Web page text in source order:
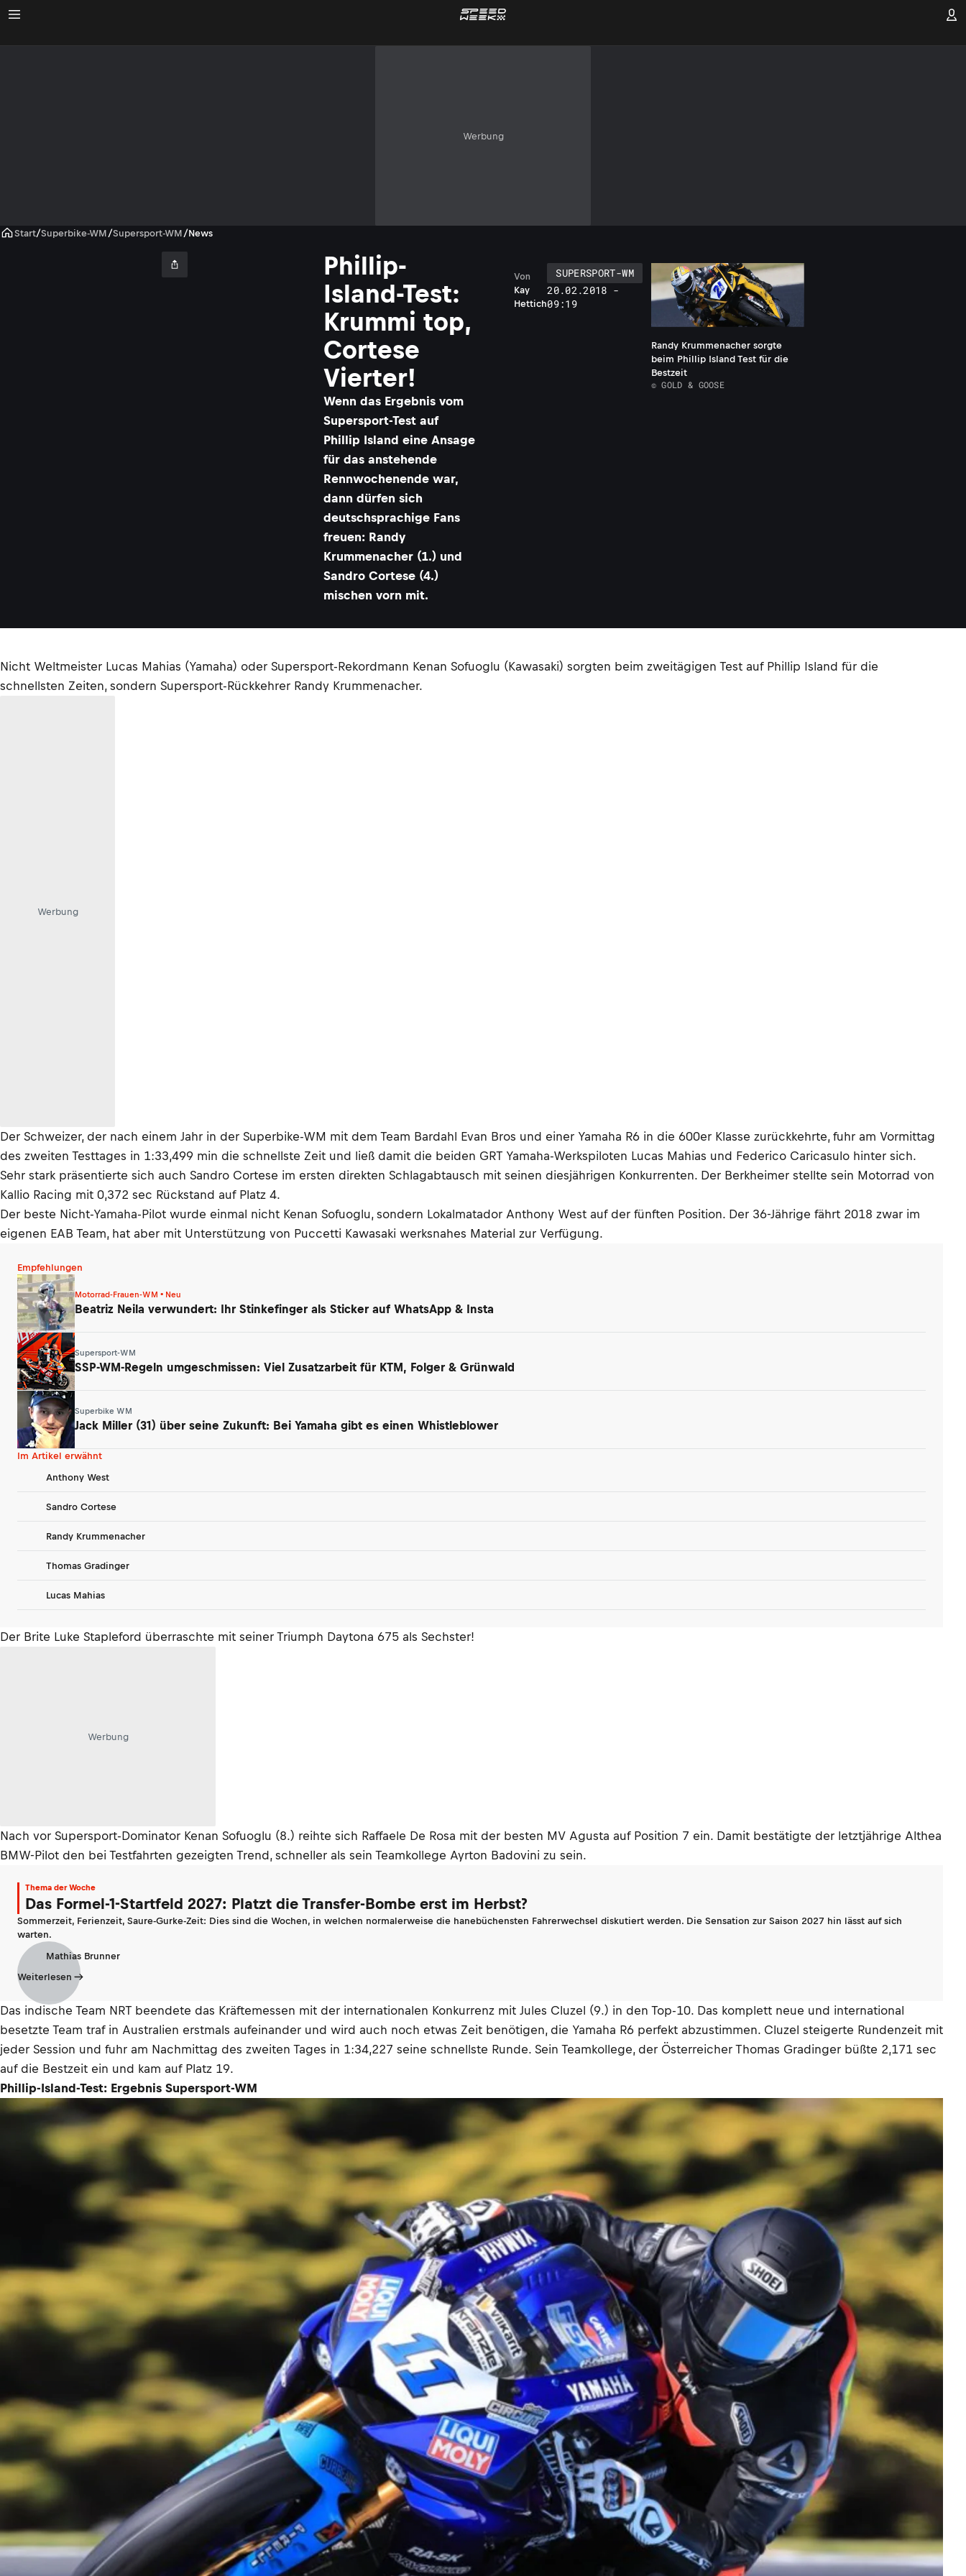
Werbung
Start/Superbike-WM /Supersport-WM /News
Phillip-
Island-Test:
Krummi top,
Cortese
Vierter!
Wenn das Ergebnis vom
Supersport-Test auf
Phillip Island eine Ansage
für das anstehende
Rennwochenende war,
dann dürfen sich
deutschsprachige Fans
freuen: Randy
Krummenacher (1.) und
Sandro Cortese (4.)
mischen vorn mit.
Kay
Hettich
Von
SUPERSPORT-WM
20.02.2018 -
09:19
Randy Krummenacher sorgte
beim Phillip Island Test für die
Bestzeit
© GOLD & GOOSE
Nicht Weltmeister Lucas Mahias (Yamaha) oder Supersport-Rekordmann Kenan Sofuoglu (Kawasaki) sorgten beim zweitägigen Test auf Phillip Island für die
schnellsten Zeiten, sondern Supersport-Rückkehrer Randy Krummenacher.
Werbung
Der Schweizer, der nach einem Jahr in der Superbike-WM mit dem Team Bardahl Evan Bros und einer Yamaha R6 in die 600er Klasse zurückkehrte, fuhr am Vormittag
des zweiten Testtages in 1:33,499 min die schnellste Zeit und ließ damit die beiden GRT Yamaha-Werkspiloten Lucas Mahias und Federico Caricasulo hinter sich.
Sehr stark präsentierte sich auch Sandro Cortese im ersten direkten Schlagabtausch mit seinen diesjährigen Konkurrenten. Der Berkheimer stellte sein Motorrad von
Kallio Racing mit 0,372 sec Rückstand auf Platz 4.
Der beste Nicht-Yamaha-Pilot wurde einmal nicht Kenan Sofuoglu, sondern Lokalmatador Anthony West auf der fünften Position. Der 36-Jährige fährt 2018 zwar im
eigenen EAB Team, hat aber mit Unterstützung von Puccetti Kawasaki werksnahes Material zur Verfügung.
Empfehlungen
Motorrad-Frauen-WM • Neu
Beatriz Neila verwundert: Ihr Stinkefinger als Sticker auf WhatsApp & Insta
Supersport-WM
SSP-WM-Regeln umgeschmissen: Viel Zusatzarbeit für KTM, Folger & Grünwald
Superbike WM
Jack Miller (31) über seine Zukunft: Bei Yamaha gibt es einen Whistleblower
Im Artikel erwähnt
Anthony West
Sandro Cortese
Randy Krummenacher
Thomas Gradinger
Lucas Mahias
Der Brite Luke Stapleford überraschte mit seiner Triumph Daytona 675 als Sechster!
Werbung
Nach vor Supersport-Dominator Kenan Sofuoglu (8.) reihte sich Raffaele De Rosa mit der besten MV Agusta auf Position 7 ein. Damit bestätigte der letztjährige Althea
BMW-Pilot den bei Testfahrten gezeigten Trend, schneller als sein Teamkollege Ayrton Badovini zu sein.
Thema der Woche
Das Formel-1-Startfeld 2027: Platzt die Transfer-Bombe erst im Herbst?
Sommerzeit, Ferienzeit, Saure-Gurke-Zeit: Dies sind die Wochen, in welchen normalerweise die hanebüchensten Fahrerwechsel diskutiert werden. Die Sensation zur Saison 2027 hin lässt auf sich
warten.
Mathias Brunner
Weiterlesen
Das indische Team NRT beendete das Kräftemessen mit der internationalen Konkurrenz mit Jules Cluzel (9.) in den Top-10. Das komplett neue und international
besetzte Team traf in Australien erstmals aufeinander und wird auch noch etwas Zeit benötigen, die Yamaha R6 perfekt abzustimmen. Cluzel steigerte Rundenzeit mit
jeder Session und fuhr am Nachmittag des zweiten Tages in 1:34,227 seine schnellste Runde. Sein Teamkollege, der Österreicher Thomas Gradinger büßte 2,171 sec
auf die Bestzeit ein und kam auf Platz 19.
Phillip-Island-Test: Ergebnis Supersport-WM